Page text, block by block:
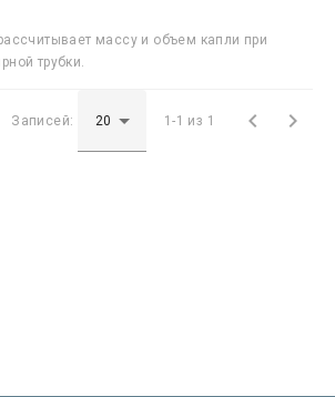
массу и объем капли при
трубки.
Записей: 1-1 из 1  